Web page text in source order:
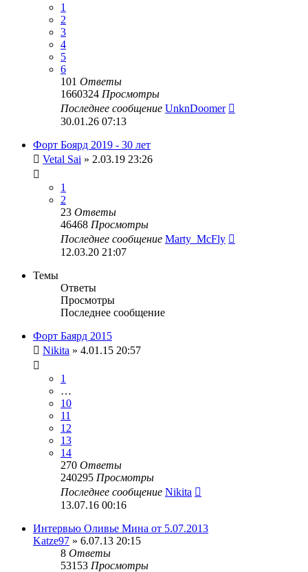
1
2
3
4
5
6
101 Ответы
1660324 Просмотры
Последнее сообщение UnknDoomer
30.01.26 07:13
Форт Боярд 2019 - 30 лет
Vetal Sai » 2.03.19 23:26
1
2
23 Ответы
46468 Просмотры
Последнее сообщение Marty_McFly
12.03.20 21:07
Темы
Ответы
Просмотры
Последнее сообщение
Форт Баярд 2015
Nikita » 4.01.15 20:57
1
…
10
11
12
13
14
270 Ответы
240295 Просмотры
Последнее сообщение Nikita
13.07.16 00:16
Интервью Оливье Мина от 5.07.2013
Katze97 » 6.07.13 20:15
8 Ответы
53153 Просмотры